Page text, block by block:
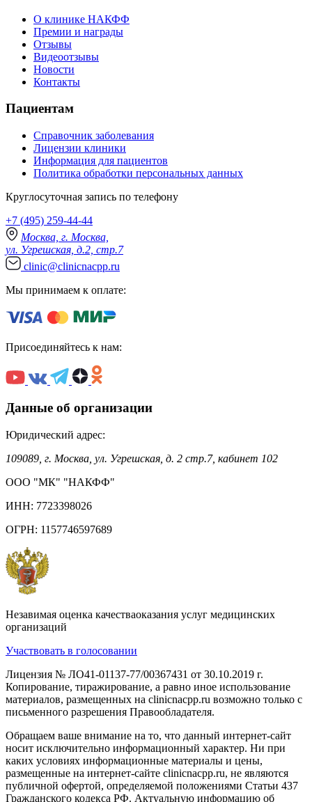
О клинике НАКФФ
Премии и награды
Отзывы
Видеоотзывы
Новости
Контакты
Пациентам
Справочник заболевания
Лицензии клиники
Информация для пациентов
Политика обработки персональных данных
Круглосуточная запись по телефону
+7 (495) 259-44-44
Москва, г. Москва,
ул. Угрешская, д.2, стр.7
clinic@clinicnacpp.ru
Мы принимаем к оплате:
Присоединяйтесь к нам:
Данные об организации
Юридический адрес:
109089, г. Москва, ул. Угрешская, д. 2 стр.7, кабинет 102
ООО "МК" "НАКФФ"
ИНН: 7723398026
ОГРН: 1157746597689
Незавимая оценка качестваоказания услуг медицинских
организаций
Участвовать в голосовании
Лицензия № ЛО41-01137-77/00367431 от 30.10.2019 г.
Копирование, тиражирование, а равно иное использование
материалов, размещенных на clinicnacpp.ru возможно только с
письменного разрешения Правообладателя.
Обращаем ваше внимание на то, что данный интернет-сайт
носит исключительно информационный характер. Ни при
каких условиях информационные материалы и цены,
размещенные на интернет-сайте clinicnacpp.ru, не являются
публичной офертой, определяемой положениями Статьи 437
Гражданского кодекса РФ. Актуальную информацию об